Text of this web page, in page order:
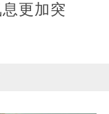
更加突